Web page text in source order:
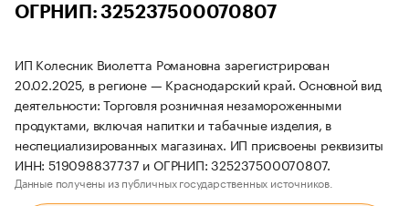
ОГРНИП: 325237500070807
ИП Колесник Виолетта Романовна зарегистрирован
20.02.2025, в регионе — Краснодарский край. Основной вид
деятельности: Торговля розничная незамороженными
продуктами, включая напитки и табачные изделия, в
неспециализированных магазинах. ИП присвоены реквизиты
ИНН: 519098837737 и ОГРНИП: 325237500070807.
Данные получены из публичных государственных источников.